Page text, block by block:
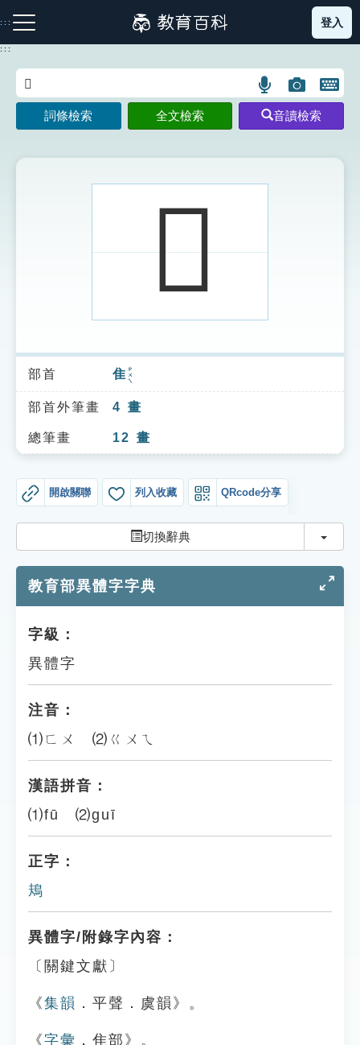
到
主
:::
注音索引圖示 筆畫索引圖示 部首索引表圖示
索引選單
知識索引
單字索引
遊戲專區
教學應用
貓頭鷹博士
登入
:::
語
言
搜
示
圖
片
搜
開
鍵
圖
詞條檢索 全文檢索 音讀檢索
𨾚
部首 隹 ㄓㄨㄟ
部首外筆畫 4 畫
總筆畫 12 畫
開啟關聯 列入收藏 QRcode分享
切換辭典 切換
教育部異體字字典
字級：
異體字
注音：
⑴ㄈㄨ ⑵ㄍㄨㄟ
漢語拼音：
⑴fū ⑵guī
正字：
鳺
異體字/附錄字內容：
〔關鍵文獻〕
《集韻 ．平聲．虞韻》。
《字彙 ．隹部》。